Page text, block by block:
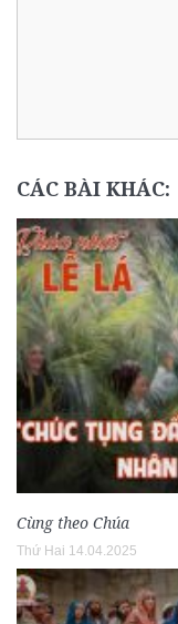
CÁC BÀI KHÁC:
Cùng theo Chúa
Thứ Hai 14.04.2025